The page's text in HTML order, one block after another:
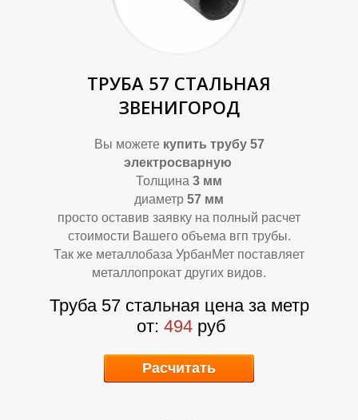
Д
ТРУБА 57 СТАЛЬНАЯ
ЗВЕНИГОРОД
Вы можете купить трубу 57
электросварную
Толщина 3 мм
диаметр 57 мм
просто оставив заявку на полный расчет
стоимости Вашего объема вгп трубы.
Так же металлобаза УрбанМет поставляет
металлопрокат других видов.
Труба 57 стальная цена за метр
от: 494 руб
Расчитать
А